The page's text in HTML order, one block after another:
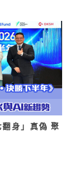
身」真偽 聚